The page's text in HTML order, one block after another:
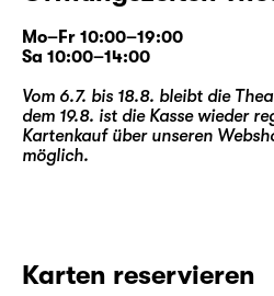
Mo–Fr 10:00–19:00
Sa 10:00–14:00
Vom 6.7. bis 18.8. bleibt die
dem 19.8. ist die Kasse wieder
Kartenkauf über unseren
möglich.
Karten reservieren